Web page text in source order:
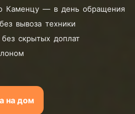
Каменцу — в день обращения
вывоза техники
скрытых доплат
на дом